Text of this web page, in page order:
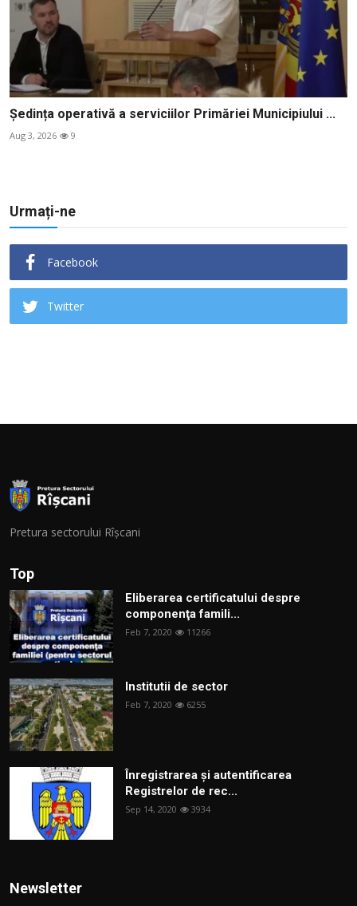
Ședința operativă a serviciilor Primăriei Municipiului ...
Aug 3, 2026 9
Urmați-ne
Facebook
Twitter
Pretura sectorului Rîșcani
Top
Eliberarea certificatului despre
componenţa famili...
Feb 7, 2020 11266
Institutii de sector
Feb 7, 2020 6255
Înregistrarea și autentificarea
Registrelor de rec...
Sep 14, 2020 3934
Newsletter